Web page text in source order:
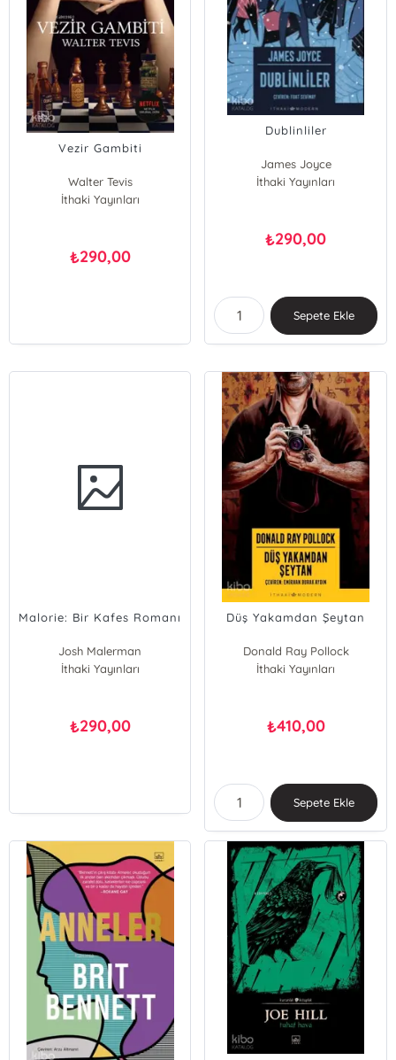
Vezir Gambiti
Walter Tevis
İthaki Yayınları
₺290,00
Dublinliler
James Joyce
İthaki Yayınları
₺290,00
Sepete Ekle
Malorie: Bir Kafes Romanı
Josh Malerman
İthaki Yayınları
₺290,00
Düş Yakamdan Şeytan
Donald Ray Pollock
İthaki Yayınları
₺410,00
Sepete Ekle